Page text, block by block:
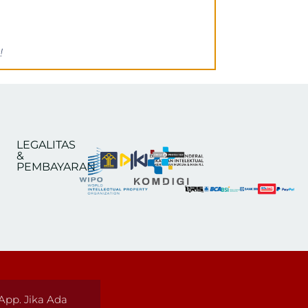
LEGALITAS
&
PEMBAYARAN
Jika Ada